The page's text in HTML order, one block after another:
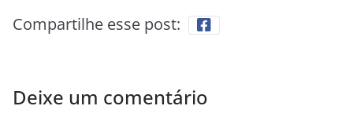
Compartilhe esse post:
Deixe um comentário